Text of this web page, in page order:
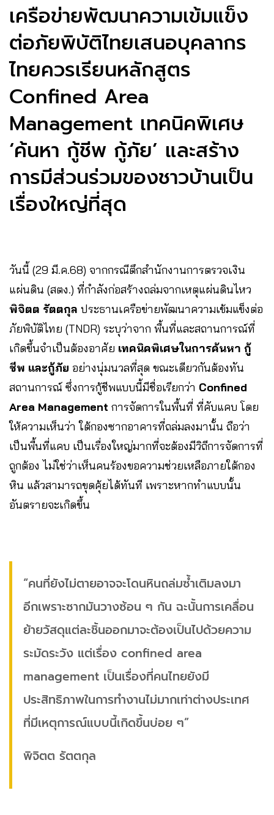
เครือข่ายพัฒนาความเข้มแข็ง
ต่อภัยพิบัติไทยเสนอบุคลากร
ไทยควรเรียนหลักสูตร
Confined Area
Management เทคนิคพิเศษ
‘ค้นหา กู้ชีพ กู้ภัย’ และสร้าง
การมีส่วนร่วมของชาวบ้านเป็น
เรื่องใหญ่ที่สุด
วันนี้ (29 มี.ค.68) จากกรณีตึกสำนักงานการตรวจเงิน
แผ่นดิน (สตง.) ที่กำลังก่อสร้างถล่มจากเหตุแผ่นดินไหว
พิจิตต รัตตกุล ประธานเครือข่ายพัฒนาความเข้มแข็งต่อ
ภัยพิบัติไทย (TNDR) ระบุว่าจาก พื้นที่และสถานการณ์ที่
เกิดขึ้นจำเป็นต้องอาศัย เทคนิคพิเศษในการค้นหา กู้
ชีพ และกู้ภัย อย่างนุ่มนวลที่สุด ขณะเดียวกันต้องทัน
สถานการณ์ ซึ่งการกู้ชีพแบบนี้มีชื่อเรียกว่า Confined
Area Management การจัดการในพื้นที่ ที่คับแคบ โดย
ให้ความเห็นว่า ใต้กองซากอาคารที่ถล่มลงมานั้น ถือว่า
เป็นพื้นที่แคบ เป็นเรื่องใหญ่มากที่จะต้องมีวิถีการจัดการที่
ถูกต้อง ไม่ใช่ว่าเห็นคนร้องขอความช่วยเหลือภายใต้กอง
หิน แล้วสามารถขุดคุ้ยได้ทันที เพราะหากทำแบบนั้น
อันตรายจะเกิดขึ้น
“คนที่ยังไม่ตายอาจจะโดนหินถล่มซ้ำเติมลงมา
อีกเพราะซากมันวางซ้อน ๆ กัน ฉะนั้นการเคลื่อน
ย้ายวัสดุแต่ละชิ้นออกมาจะต้องเป็นไปด้วยความ
ระมัดระวัง แต่เรื่อง confined area
management เป็นเรื่องที่คนไทยยังมี
ประสิทธิภาพในการทำงานไม่มากเท่าต่างประเทศ
ที่มีเหตุการณ์แบบนี้เกิดขึ้นบ่อย ๆ”
พิจิตต รัตตกุล